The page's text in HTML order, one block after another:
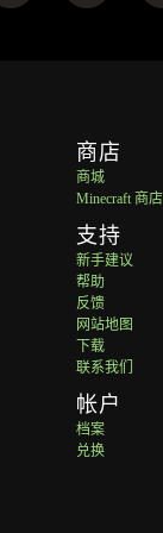
商店
商城
Minecraft 商店
支持
新手建议
帮助
反馈
网站地图
下载
联系我们
帐户
档案
兑换